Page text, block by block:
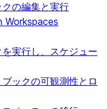
の編集と実行
Workspaces
実行し、スケジュー
ックの可観測性とロ